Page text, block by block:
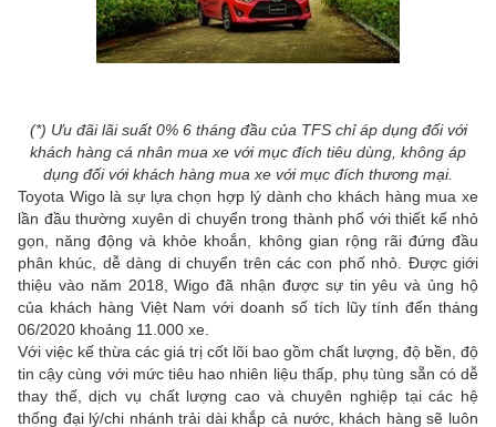
(*) Ưu đãi lãi suất 0% 6 tháng đầu của TFS chỉ áp dụng đối với
khách hàng cá nhân mua xe với mục đích tiêu dùng, không áp
dụng đối với khách hàng mua xe với mục đích thương mại.
Toyota Wigo là sự lựa chọn hợp lý dành cho khách hàng mua xe
lần đầu thường xuyên di chuyển trong thành phố với thiết kế nhỏ
gọn, năng động và khỏe khoắn, không gian rộng rãi đứng đầu
phân khúc, dễ dàng di chuyển trên các con phố nhỏ. Được giới
thiệu vào năm 2018, Wigo đã nhận được sự tin yêu và ủng hộ
của khách hàng Việt Nam với doanh số tích lũy tính đến tháng
06/2020 khoảng 11.000 xe.
Với việc kế thừa các giá trị cốt lõi bao gồm chất lượng, độ bền, độ
tin cậy cùng với mức tiêu hao nhiên liệu thấp, phụ tùng sẵn có dễ
thay thế, dịch vụ chất lượng cao và chuyên nghiệp tại các hệ
thống đại lý/chi nhánh trải dài khắp cả nước, khách hàng sẽ luôn